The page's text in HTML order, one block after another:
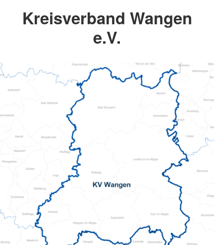
Kreisverband Wangen
e.V.